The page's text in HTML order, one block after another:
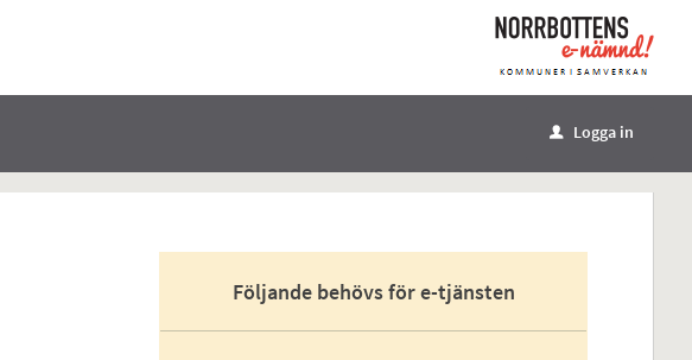
u Logga in
Följande behövs för e-tjänsten